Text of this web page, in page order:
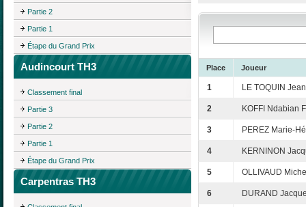
Partie 2
Partie 1
Étape du Grand Prix
Audincourt TH3
Classement final
Partie 3
Partie 2
Partie 1
Étape du Grand Prix
Carpentras TH3
Place Joueur
1 LE TOQUIN
2 KOFFI Ndabian
3 PEREZ Marie-
4 KERNINON
5 OLLIVAUD
6 DURAND